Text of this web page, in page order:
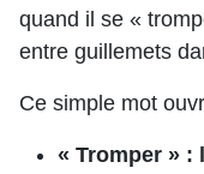
quand il se «
entre guillemets
Ce simple mot
« Tromper » :